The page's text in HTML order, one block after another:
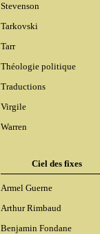
Stevenson
Tarkovski
Tarr
Théologie politique
Traductions
Virgile
Warren
Ciel des fixes
Armel Guerne
Arthur Rimbaud
Benjamin Fondane